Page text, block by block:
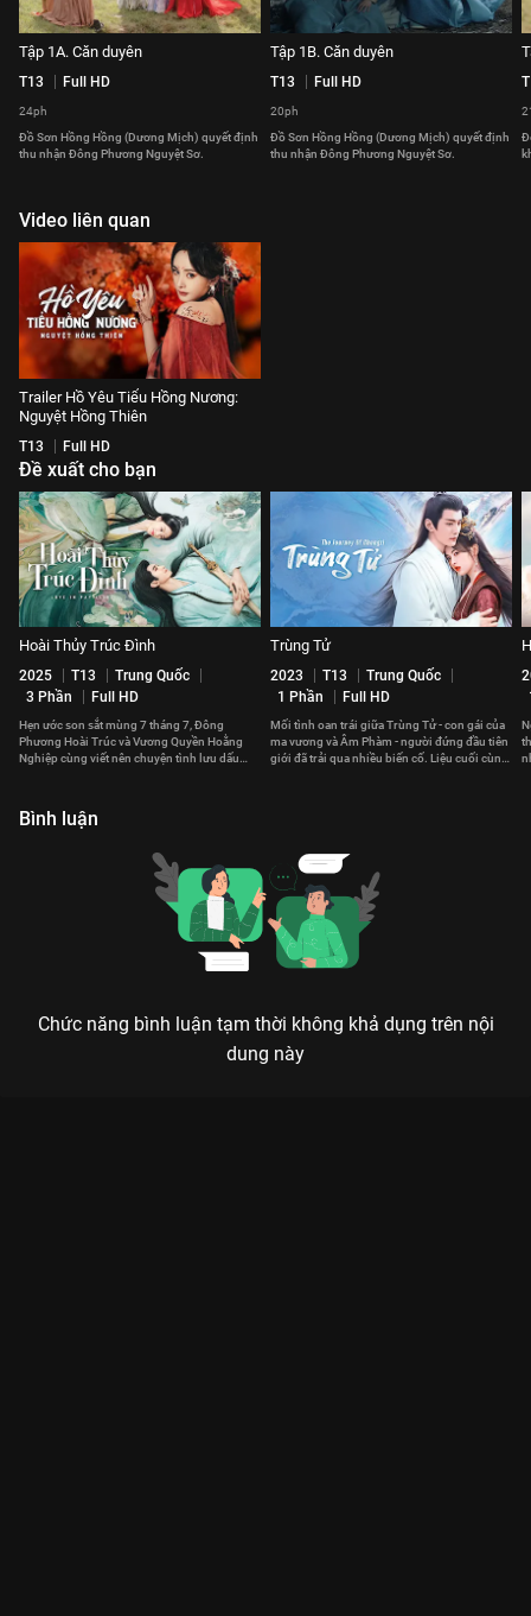
Tập 1A. Căn duyên
T13 Full HD
24ph
Đồ Sơn Hồng Hồng (Dương Mịch) quyết định
thu nhận Đông Phương Nguyệt Sơ.
Tập 1B. Căn duyên
T13 Full HD
20ph
Đồ Sơn Hồng Hồng (Dương Mịch) quyết định
thu nhận Đông Phương Nguyệt Sơ.
Video liên quan
Trailer Hồ Yêu Tiểu Hồng Nương:
Nguyệt Hồng Thiên
T13 Full HD
Đề xuất cho bạn
Hoài Thủy Trúc Đình
2025 T13
Trung Quốc
3 Phần
Full HD
Hẹn ước son sắt mùng 7 tháng 7, Đông
Phương Hoài Trúc và Vương Quyền Hoằng
Nghiệp cùng viết nên chuyện tình lưu dấu
Trùng Tử
2023 T13
Trung Quốc
1 Phần
Full HD
Mối tình oan trái giữa Trùng Tử - con gái của
ma vương và Âm Phàm - người đứng đầu tiên
giới đã trải qua nhiều biến cố. Liệu cuối cùng,
Bình luận
Chức năng bình luận tạm thời không khả dụng trên nội
dung này